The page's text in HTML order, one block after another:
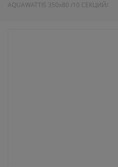
АQUAWATTIS 350х80 /10 СЕКЦИЙ/